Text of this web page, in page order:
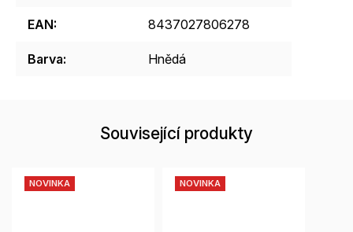
EAN: 8437027806278
Barva: Hnědá
Související produkty
NOVINKA NOVINKA